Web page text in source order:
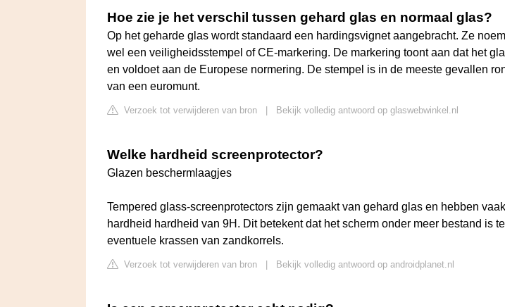
Hoe zie je het verschil tussen gehard glas en normaal glas?
Op het geharde glas wordt standaard een hardingsvignet aangebracht. Ze
wel een veiligheidsstempel of CE-markering. De markering toont aan dat het
en voldoet aan de Europese normering. De stempel is in de meeste gevallen
van een euromunt.
Verzoek tot verwijderen van bron Bekijk volledig antwoord op glaswebwinkel.nl
Welke hardheid screenprotector?
Glazen beschermlaagjes
Tempered glass-screenprotectors zijn gemaakt van gehard glas en hebben
hardheid hardheid van 9H. Dit betekent dat het scherm onder meer bestand is
eventuele krassen van zandkorrels.
Verzoek tot verwijderen van bron Bekijk volledig antwoord op androidplanet.nl